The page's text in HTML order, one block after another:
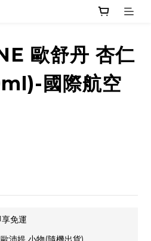
歐舒丹 杏仁
國際航空
免運